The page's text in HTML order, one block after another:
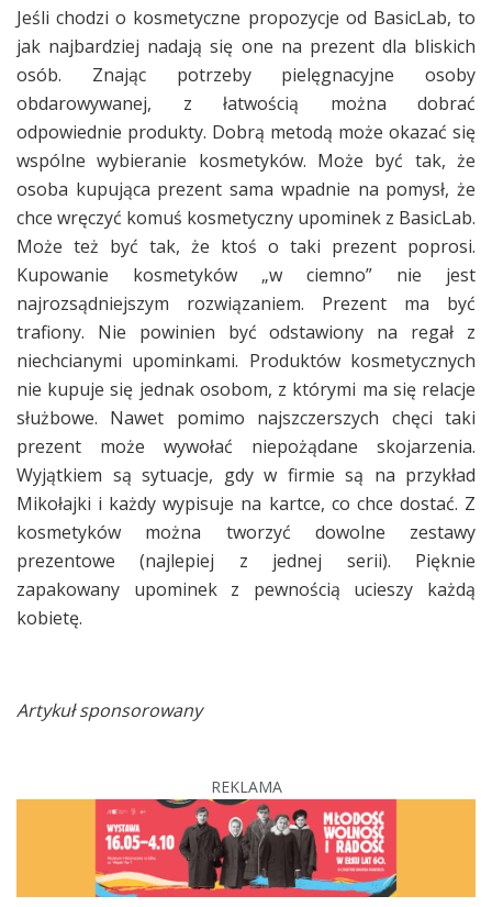
Jeśli chodzi o kosmetyczne propozycje od BasicLab, to
jak najbardziej nadają się one na prezent dla bliskich
osób. Znając potrzeby pielęgnacyjne osoby
obdarowywanej, z łatwością można dobrać
odpowiednie produkty. Dobrą metodą może okazać się
wspólne wybieranie kosmetyków. Może być tak, że
osoba kupująca prezent sama wpadnie na pomysł, że
chce wręczyć komuś kosmetyczny upominek z BasicLab.
Może też być tak, że ktoś o taki prezent poprosi.
Kupowanie kosmetyków „w ciemno” nie jest
najrozsądniejszym rozwiązaniem. Prezent ma być
trafiony. Nie powinien być odstawiony na regał z
niechcianymi upominkami. Produktów kosmetycznych
nie kupuje się jednak osobom, z którymi ma się relacje
służbowe. Nawet pomimo najszczerszych chęci taki
prezent może wywołać niepożądane skojarzenia.
Wyjątkiem są sytuacje, gdy w firmie są na przykład
Mikołajki i każdy wypisuje na kartce, co chce dostać. Z
kosmetyków można tworzyć dowolne zestawy
prezentowe (najlepiej z jednej serii). Pięknie
zapakowany upominek z pewnością ucieszy każdą
kobietę.
Artykuł sponsorowany
REKLAMA